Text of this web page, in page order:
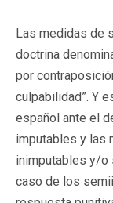
Las medidas de
doctrina
por
culpabilidad”. Y
español ante el
imputables y las
inimputables y/o
caso de los